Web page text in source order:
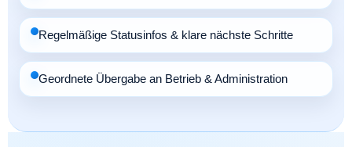
Regelmäßige Statusinfos & klare nächste Schritte
Geordnete Übergabe an Betrieb & Administration